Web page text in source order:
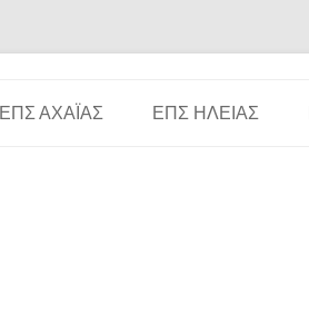
ΕΠΣ ΑΧΑΪ́ΑΣ ΕΠΣ ΗΛΕΊΑΣ